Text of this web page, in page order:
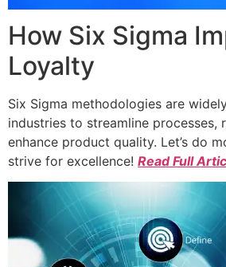
How Six Sigma
Loyalty
Six Sigma methodologies are
industries to streamline processes,
enhance product quality. Let’s do
strive for excellence! Read Full